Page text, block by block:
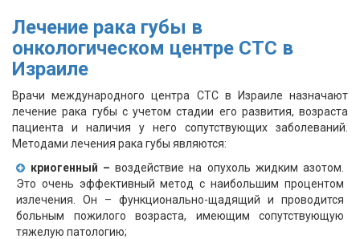
Лечение рака губы в
онкологическом центре СТС в
Израиле
Врачи международного центра СТС в Израиле назначают
лечение рака губы с учетом стадии его развития, возраста
пациента и наличия у него сопутствующих заболеваний.
Методами лечения рака губы являются:
криогенный – воздействие на опухоль жидким азотом.
Это очень эффективный метод с наибольшим процентом
излечения. Он – функционально-щадящий и проводится
больным пожилого возраста, имеющим сопутствующую
тяжелую патологию;